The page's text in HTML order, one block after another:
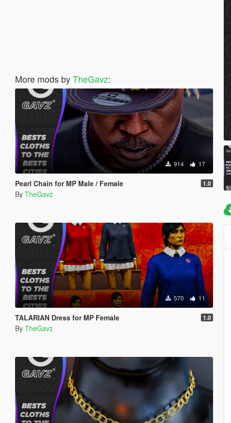
More mods byTheGavz:
914 17
Pearl Chain for MP Male / Female 1.0
By TheGavz
570 11
TALARIAN Dress for MP Female 1.0
By TheGavz